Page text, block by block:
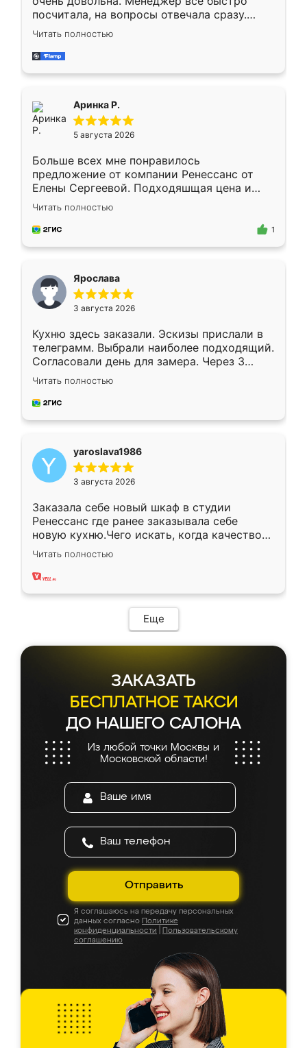
посчитала, на вопросы отвечала сразу.
Замерщик приехал в субботу, подошёл к
делу со всей ответственностью. Собрали
за день, ребята работали аккуратно, даже
Читать полностью
Аринка Р.
5 августа 2026
Больше всех мне понравилось
предложение от компании Ренессанс от
Елены Сергеевой. Подходяшщая цена и
короткие сроки изготовления. Приехавший
для замера сотрудник Владислав
предложил по моему эскизу самый
Читать полностью
1
Ярослава
3 августа 2026
Кухню здесь заказали. Эскизы прислали в
телеграмм. Выбрали наиболее подходящий.
Согласовали день для замера. Через 3
недели кухня была уже готова. Остались
довольны работой. Спасибо Ренессанс
мебель за качественную работу!
Читать полностью
yaroslava1986
3 августа 2026
Заказала себе новый шкаф в студии
Ренессанс где ранее заказывала себе
новую кухню.Чего искать, когда качеством
вполне довольна. Служит кухня уже почти
два года, нареканий нет.
Читать полностью
Еще
ЗАКАЗАТЬ
БЕСПЛАТНОЕ ТАКСИ
ДО НАШЕГО САЛОНА
Из любой точки Москвы и
Московской области!
Отправить
Я соглашаюсь на передачу персональных
данных согласно Политике
конфиденциальности
Пользовательскому
соглашению